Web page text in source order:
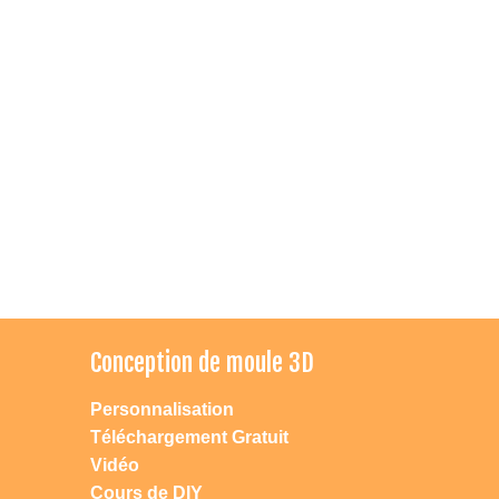
Conception de moule 3D
Personnalisation
Téléchargement Gratuit
Vidéo
Cours de DIY